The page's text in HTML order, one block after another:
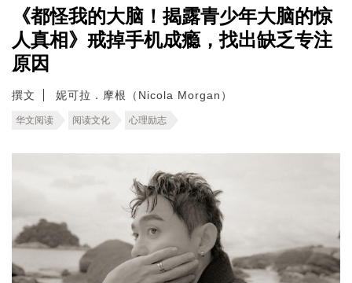
《都怪我的大脑！揭露青少年大脑的惊
人真相》戒掉手机成瘾，找出缺乏专注
原因
撰文 妮可拉．摩根（Nicola Morgan）
华文阅读 阅读文化 心理励志